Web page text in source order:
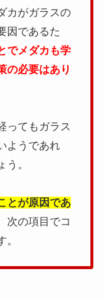
カがガラスの
因であるた
でメダカも学
の必要はあり
ってもガラス
ようであれ
。
とが原因であ
次の項目でコ